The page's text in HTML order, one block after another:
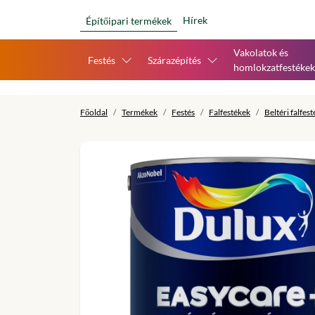
Építőipari termékek Hírek
Festés Szárazépítés
Vakolatok és
homlokzatfestékek
Főoldal Termékek Festés Falfestékek Beltéri